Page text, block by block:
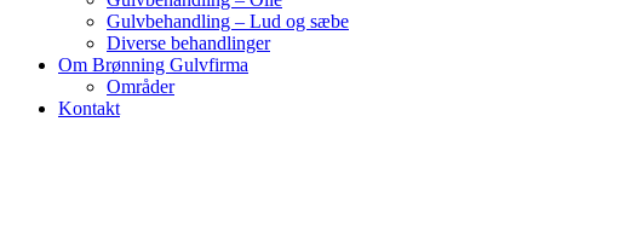
Gulvbehandling – Lud og sæbe
Diverse behandlinger
Om Brønning Gulvfirma
Områder
Kontakt